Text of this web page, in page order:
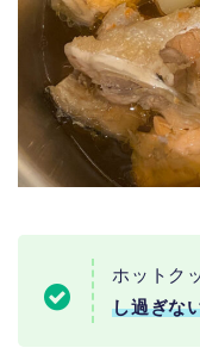
ホットク
し過ぎな